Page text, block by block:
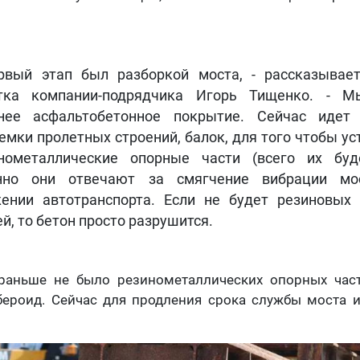
этап был разборкой моста, -
компании-подрядчика Игорь Тищенко. -
асфальтобетонное покрытие. Сейчас идет
пролетных строений, балок, для того чтобы
опорные части (всего их
они отвечают за смягчение вибрации
автотранспорта. Если не будет резиновых
то бетон просто разрушится.
не было резинометаллических опорных
Сейчас для продления срока службы моста